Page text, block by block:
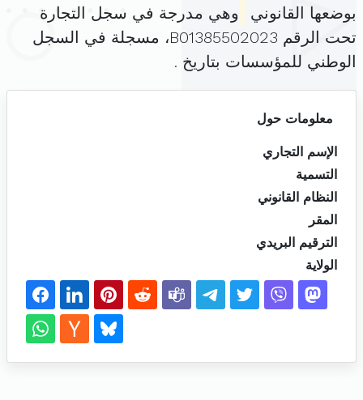
بوضعها القانوني
وهي مدرجة في سجل التجارة
تحت الرقم B01385502023، مسجلة في السجل
الوطني للمؤسسات بتاريخ .
معلومات حول
الإسم التجاري
التسمية
النظام القانوني
المقر
الترقيم البريدي
الولاية